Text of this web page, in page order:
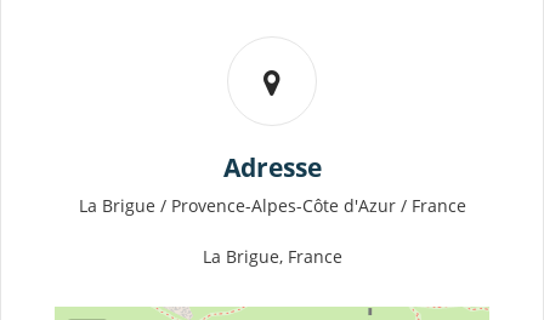
Adresse
La Brigue / Provence-Alpes-Côte d'Azur / France
La Brigue, France